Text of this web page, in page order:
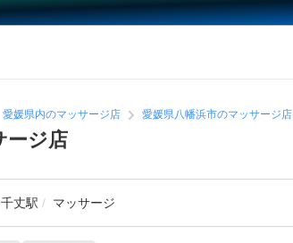
愛媛県内のマッサージ店 愛媛県八幡浜市のマッサージ店
ージ店
千丈駅 マッサージ